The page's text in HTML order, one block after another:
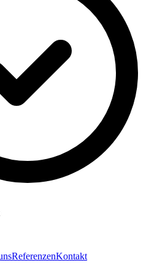
ReferenzenKontakt